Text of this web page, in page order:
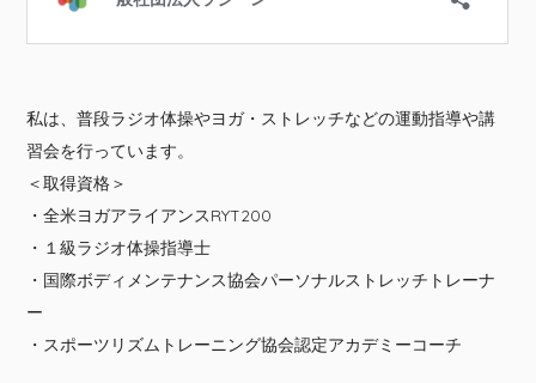
私は、普段ラジオ体操やヨガ・ストレッチなどの運動指導や講
習会を行っています。
＜取得資格＞
・全米ヨガアライアンスRYT200
・１級ラジオ体操指導士
・国際ボディメンテナンス協会パーソナルストレッチトレーナ
ー
・スポーツリズムトレーニング協会認定アカデミーコーチ